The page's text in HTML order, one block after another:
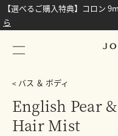
【選べるご購入特典】コロン
ら
バス ＆ ボディ
English Pear
Hair Mist